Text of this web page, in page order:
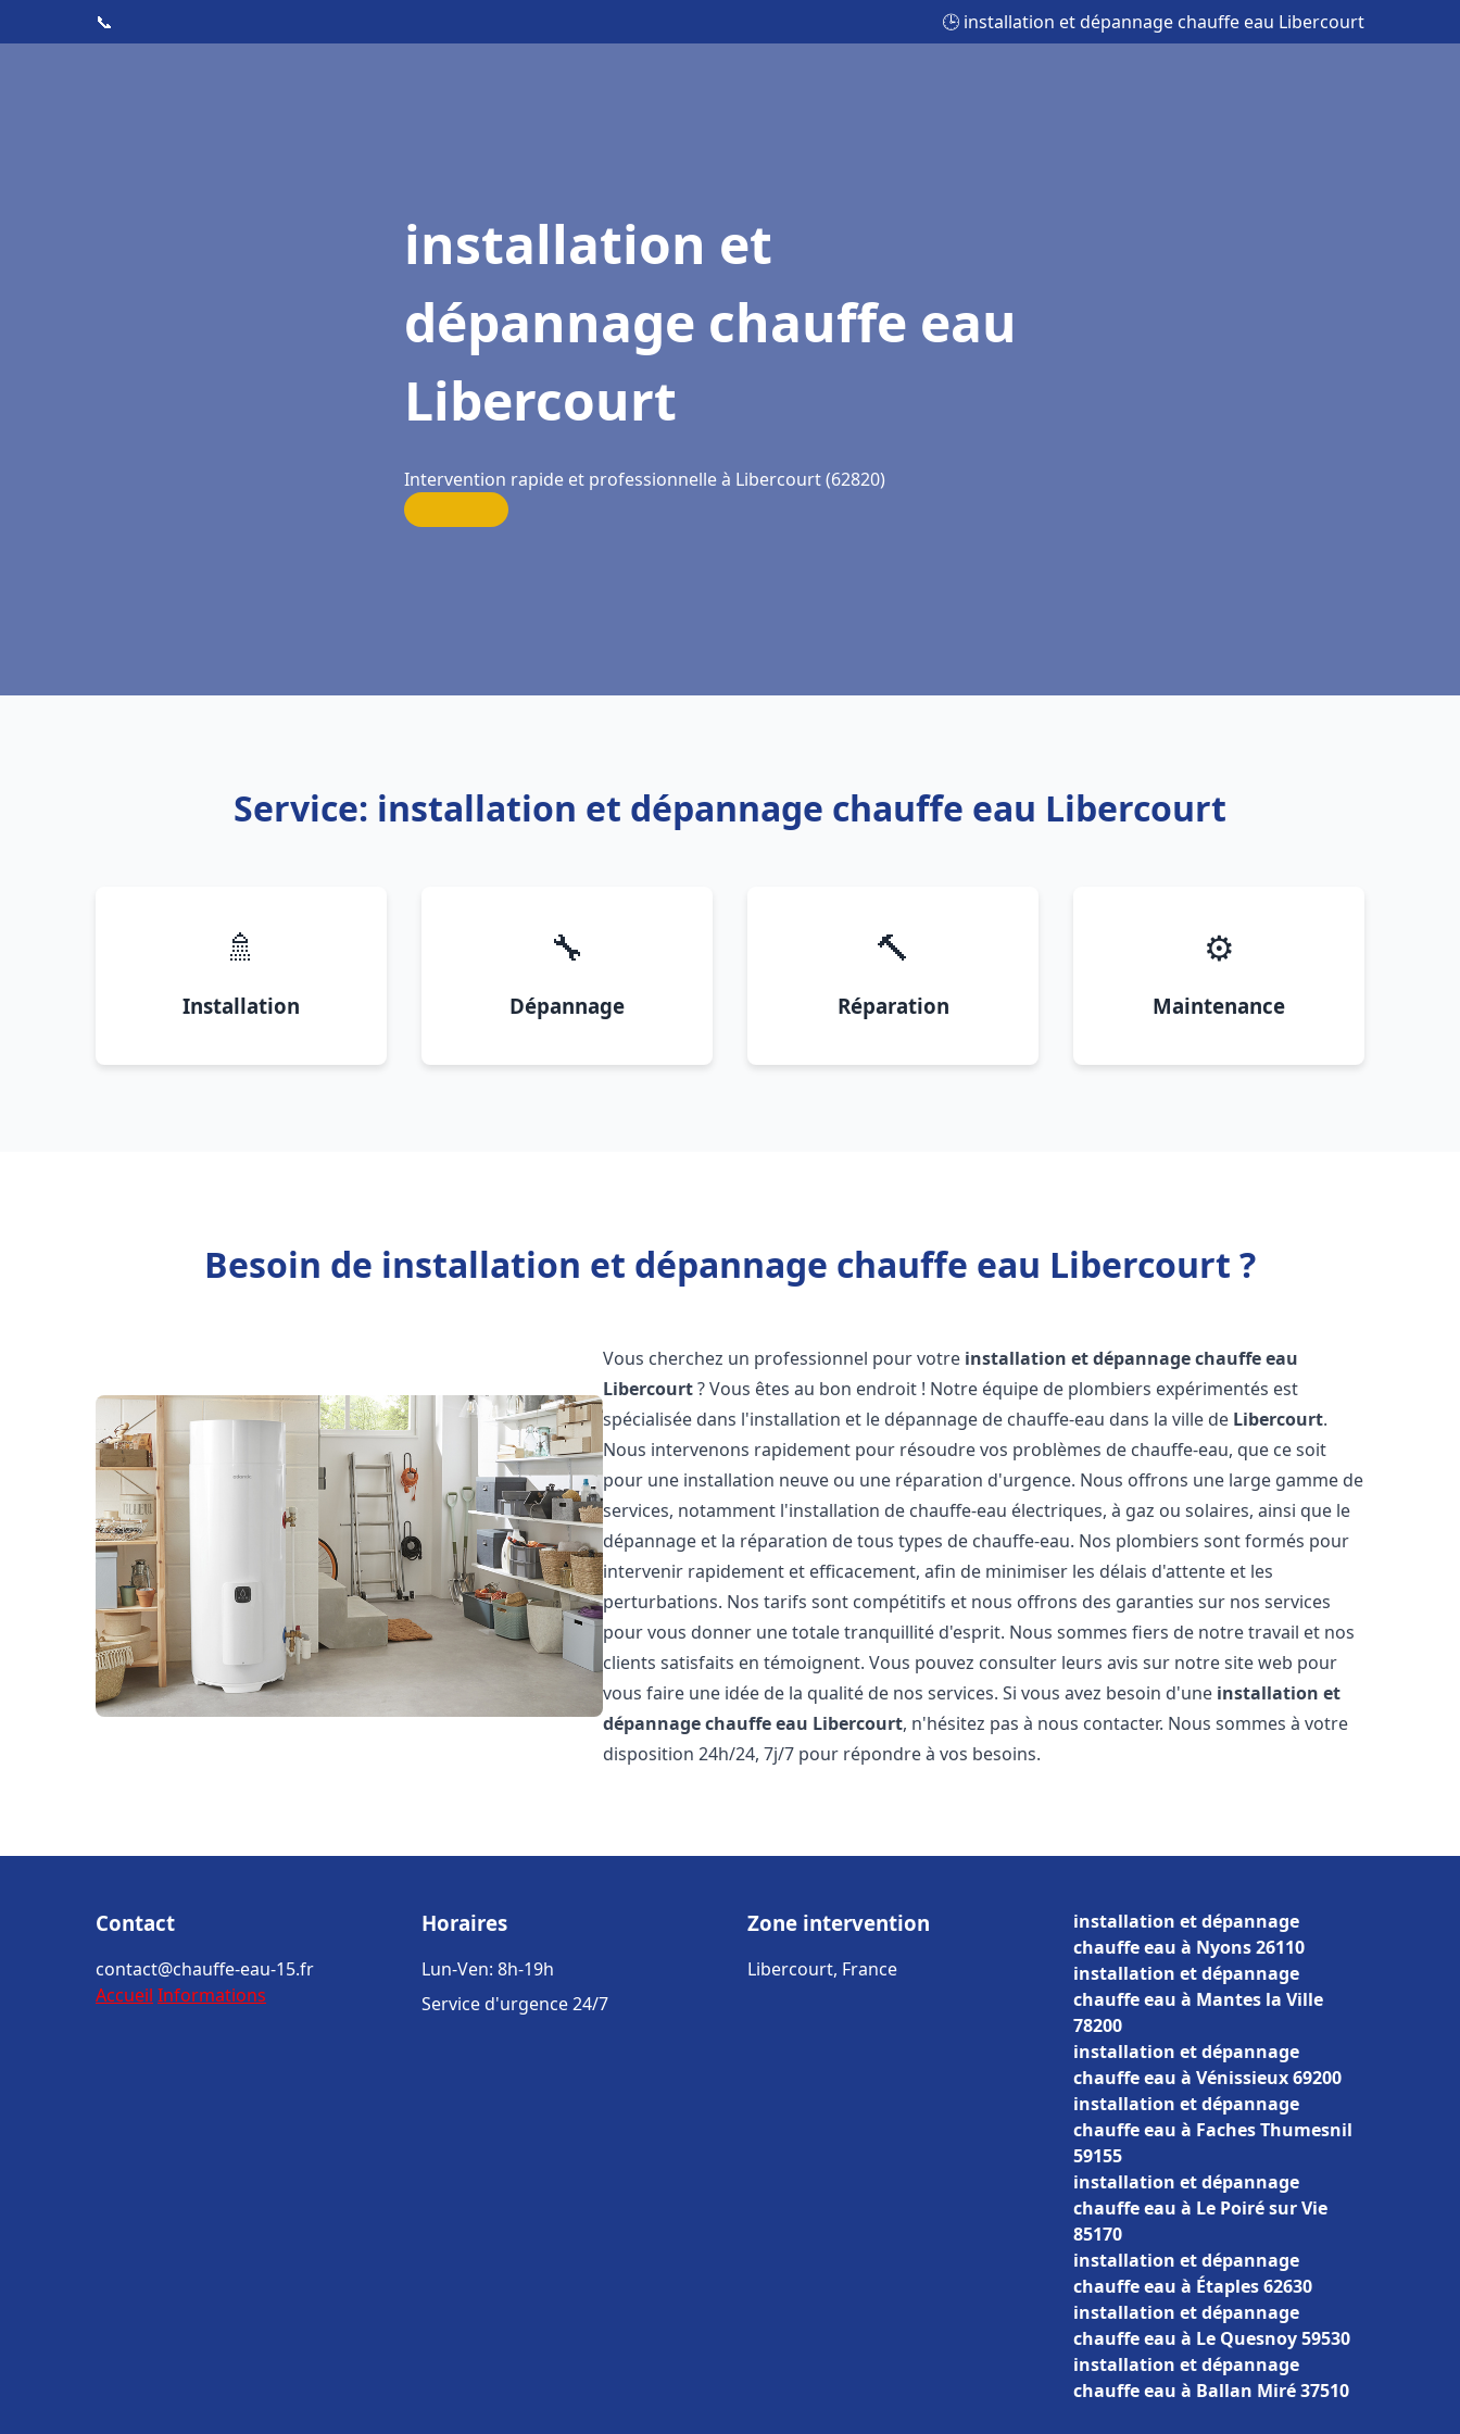
📞 🕒 installation et dépannage chauffe eau Libercourt
installation et
dépannage chauffe eau
Libercourt
Intervention rapide et professionnelle à Libercourt (62820)
Service: installation et dépannage chauffe eau Libercourt
🚿
Installation
🔧
Dépannage
🔨
Réparation
⚙️
Maintenance
Besoin de installation et dépannage chauffe eau Libercourt ?
Vous cherchez un professionnel pour votre installation et dépannage chauffe eau
Libercourt? Vous êtes au bon endroit ! Notre équipe de plombiers expérimentés est
spécialisée dans l'installation et le dépannage de chauffe-eau dans la ville de Libercourt.
Nous intervenons rapidement pour résoudre vos problèmes de chauffe-eau, que ce soit
pour une installation neuve ou une réparation d'urgence. Nous offrons une large gamme de
services, notamment l'installation de chauffe-eau électriques, à gaz ou solaires, ainsi que le
dépannage et la réparation de tous types de chauffe-eau. Nos plombiers sont formés pour
intervenir rapidement et efficacement, afin de minimiser les délais d'attente et les
perturbations. Nos tarifs sont compétitifs et nous offrons des garanties sur nos services
pour vous donner une totale tranquillité d'esprit. Nous sommes fiers de notre travail et nos
clients satisfaits en témoignent. Vous pouvez consulter leurs avis sur notre site web pour
vous faire une idée de la qualité de nos services. Si vous avez besoin d'une installation et
dépannage chauffe eau Libercourt, n'hésitez pas à nous contacter. Nous sommes à votre
disposition 24h/24, 7j/7 pour répondre à vos besoins.
Contact
contact@chauffe-eau-15.fr
Accueil Informations
Horaires
Lun-Ven: 8h-19h
Service d'urgence 24/7
Zone intervention
Libercourt, France
installation et dépannage
chauffe eau à Nyons 26110
installation et dépannage
chauffe eau à Mantes la Ville
78200
installation et dépannage
chauffe eau à Vénissieux 69200
installation et dépannage
chauffe eau à Faches Thumesnil
59155
installation et dépannage
chauffe eau à Le Poiré sur Vie
85170
installation et dépannage
chauffe eau à Étaples 62630
installation et dépannage
chauffe eau à Le Quesnoy 59530
installation et dépannage
chauffe eau à Ballan Miré 37510